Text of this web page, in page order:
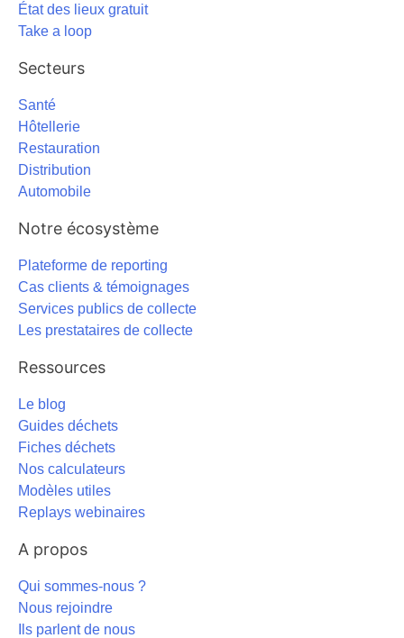
État des lieux gratuit
Take a loop
Secteurs
Santé
Hôtellerie
Restauration
Distribution
Automobile
Notre écosystème
Plateforme de reporting
Cas clients & témoignages
Services publics de collecte
Les prestataires de collecte
Ressources
Le blog
Guides déchets
Fiches déchets
Nos calculateurs
Modèles utiles
Replays webinaires
A propos
Qui sommes-nous ?
Nous rejoindre
Ils parlent de nous